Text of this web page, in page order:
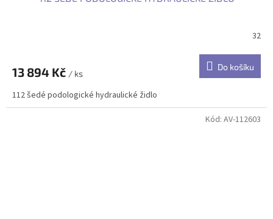
32
13 894 Kč / ks
Do košíku
112 šedé podologické hydraulické židlo
Kód: AV-112603